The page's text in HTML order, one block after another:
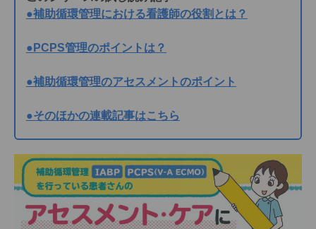
●補助循環管理における看護師の役割とは？
●PCPS管理のポイントは？
●補助循環管理のアセスメントのポイント
●そのほかの連載記事はこちら